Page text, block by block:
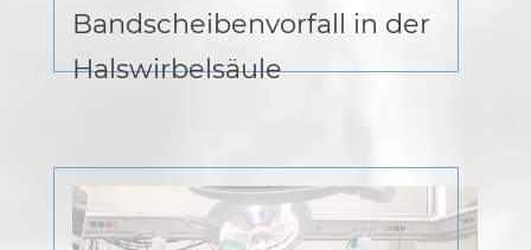
Bandscheibenvorfall in der
Halswirbelsäule